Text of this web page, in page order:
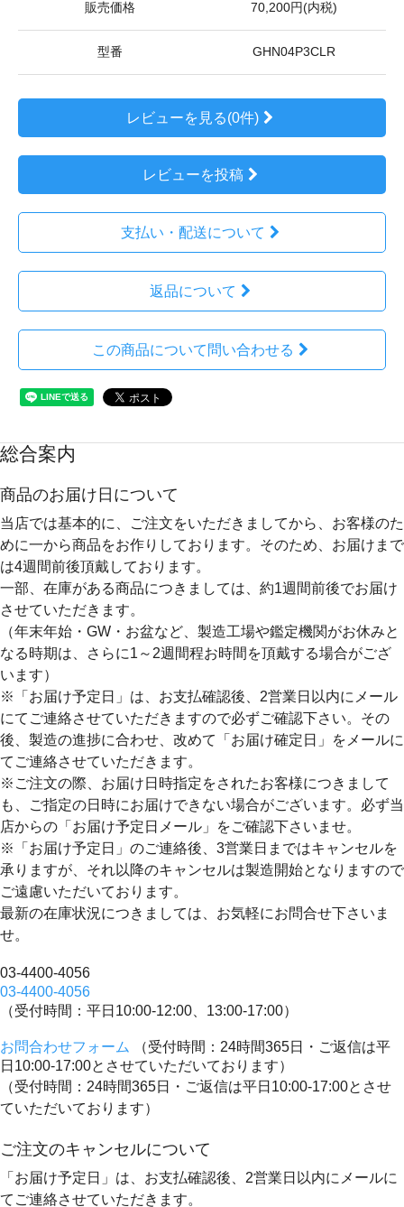
販売価格 70,200円(内税)
型番 GHN04P3CLR
レビューを見る(0件)
レビューを投稿
支払い・配送について
返品について
この商品について問い合わせる
総合案内
商品のお届け日について
当店では基本的に、ご注文をいただきましてから、お客様のた
めに一から商品をお作りしております。そのため、 お届けまで
は4週間前後頂戴しております。
一部、在庫がある商品につきましては、約1週間前後でお届け
させていただきます。
（年末年始・GW・お盆など、製造工場や鑑定機関がお休みと
なる時期は、さらに1～2週間程お時間を頂戴する場合がござ
います）
※「お届け予定日」は、お支払確認後、2営業日以内にメール
にてご連絡させていただきますので必ずご確認下さい。その
後、製造の進捗に合わせ、改めて「お届け確定日」をメールに
てご連絡させていただきます。
※ご注文の際、お届け日時指定をされたお客様につきまして
も、ご指定の日時にお届けできない場合がございます。必ず当
店からの「お届け予定日メール」をご確認下さいませ。
※「お届け予定日」のご連絡後、3営業日まではキャンセルを
承りますが、それ以降のキャンセルは製造開始となりますので
ご遠慮いただいております。
最新の在庫状況につきましては、お気軽にお問合せ下さいま
せ。
03-4400-4056
03-4400-4056
（受付時間：平日10:00-12:00、13:00-17:00）
お問合わせフォーム
（受付時間：24時間365日・ご返信は平
日10:00-17:00とさせていただいております）
（受付時間：24時間365日・ご返信は平日10:00-17:00とさせ
ていただいております）
ご注文のキャンセルについて
「お届け予定日」は、お支払確認後、 2営業日以内にメールに
てご連絡させていただきます。